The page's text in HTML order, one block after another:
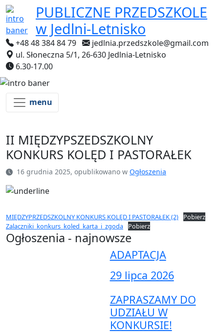
PUBLICZNE PRZEDSZKOLE
w Jedlni-Letnisko
+48 48 384 84 79
jedlnia.przedszkole@gmail.com
ul. Słoneczna 5/1, 26-630 Jedlnia-Letnisko
6.30-17.00
menu
II MIĘDZYPSZEDSZKOLNY
KONKURS KOLĘD I PASTORAŁEK
16 grudnia 2025, opublikowano w Ogłoszenia
MIĘDZYPRZEDSZKOLNY KONKURS KOLĘD I PASTORAŁEK (2)
Pobierz
Zalaczniki_konkurs_koled_karta_i_zgoda
Pobierz
Ogłoszenia - najnowsze
ADAPTACJA
29 lipca 2026
ZAPRASZAMY DO
UDZIAŁU W
KONKURSIE!